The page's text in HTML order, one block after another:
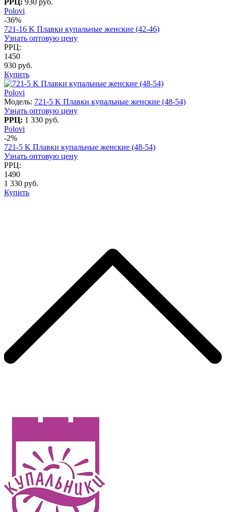
Polovi
-36%
721-16 K Плавки купальные женские (42-46)
Узнать оптовую цену
РРЦ:
1450
930 руб.
Купить
Polovi
Модель: 721-5 K Плавки купальные женские (48-54)
Узнать оптовую цену
РРЦ: 1 330 руб.
Polovi
-2%
721-5 K Плавки купальные женские (48-54)
Узнать оптовую цену
РРЦ:
1490
1 330 руб.
Купить